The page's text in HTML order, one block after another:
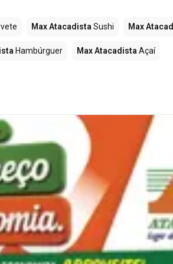
Max Atacadista Sushi Max
Hambúrguer Max Atacadista Açaí